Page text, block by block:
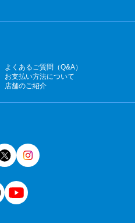
よくあるご質問（Q&A）
お支払い方法について
店舗のご紹介